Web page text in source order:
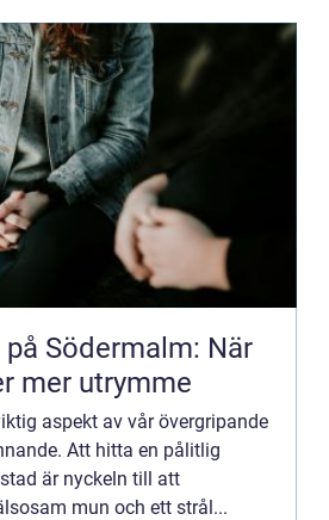
Södermalm: När
mer utrymme
aspekt av vår övergripande
Att hitta en pålitlig
är nyckeln till att
mun och ett strål...